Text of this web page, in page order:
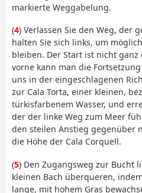
markierte Weggabelung.
(4) Verlassen Sie den Weg, der
halten Sie sich links, um
bleiben. Der Start ist nicht
vorne kann man die
uns in der eingeschlagenen
zur Cala Torta, einer kleinen,
türkisfarbenem Wasser, und
der der linke Weg zum Meer
den steilen Anstieg gegenüber
die Höhe der Cala Corquell.
(5) Den Zugangsweg zur Bucht
kleinen Bach überqueren,
lange, mit hohem Gras